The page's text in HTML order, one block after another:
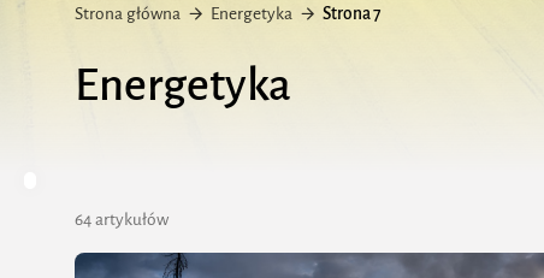
Strona główna Energetyka Strona 7
Energetyka
64 artykułów